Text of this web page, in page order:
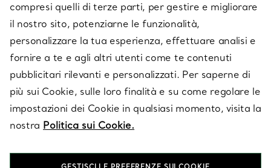
SU TIFFANY & CO.
LEGALE
SEGUICI
compresi quelli di terze parti, per gestire e migliorare
il nostro sito, potenziarne le funzionalità,
personalizzare la tua esperienza, effettuare analisi e
fornire a te e agli altri utenti come te contenuti
pubblicitari rilevanti e personalizzati. Per saperne di
più sui Cookie, sulle loro finalità e su come regolare le
impostazioni dei Cookie in qualsiasi momento, visita la
nostra Politica sui Cookie.